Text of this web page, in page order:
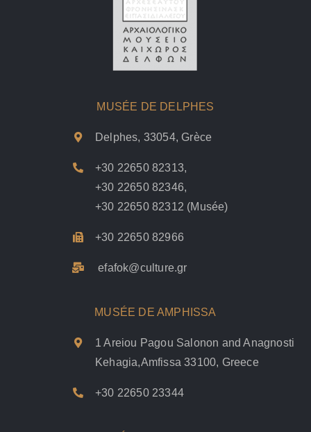
MUSÉE DE DELPHES
Delphes, 33054, Grèce
+30 22650 82313,
+30 22650 82346,
+30 22650 82312 (Musée)
+30 22650 82966
efafok@culture.gr
MUSÉE DE AMPHISSA
1 Areiou Pagou Salonon and Anagnosti
Kehagia,Amfissa 33100, Greece
+30 22650 23344